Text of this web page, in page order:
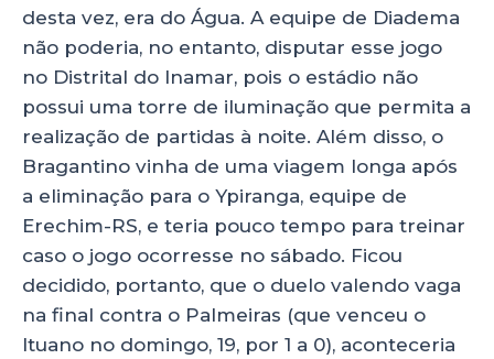
desta vez, era do Água. A equipe de Diadema
não poderia, no entanto, disputar esse jogo
no Distrital do Inamar, pois o estádio não
possui uma torre de iluminação que permita a
realização de partidas à noite. Além disso, o
Bragantino vinha de uma viagem longa após
a eliminação para o Ypiranga, equipe de
Erechim-RS, e teria pouco tempo para treinar
caso o jogo ocorresse no sábado. Ficou
decidido, portanto, que o duelo valendo vaga
na final contra o Palmeiras (que venceu o
Ituano no domingo, 19, por 1 a 0), aconteceria